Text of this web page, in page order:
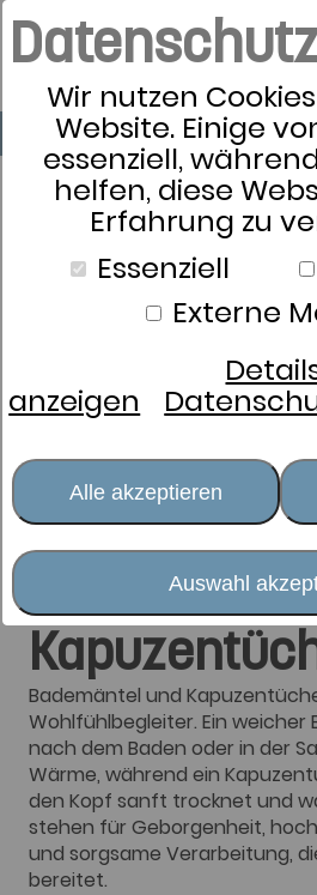
">
Wir nutzen
Website. Einige
essenziell,
helfen, diese
Erfahrung zu
Essenziell
Externe
anzeigen
Alle akzeptieren
Auswahl
Schlafkultur
Wohnträume
Frottier & Badvorleger
Neuheiten
Bademäntel
Bademäntel und
Wohlfühlbegleiter. Ein weicher
nach dem Baden oder in der
Wärme, während ein
den Kopf sanft trocknet und
stehen für Geborgenheit,
und sorgsame Verarbeitung,
bereitet.